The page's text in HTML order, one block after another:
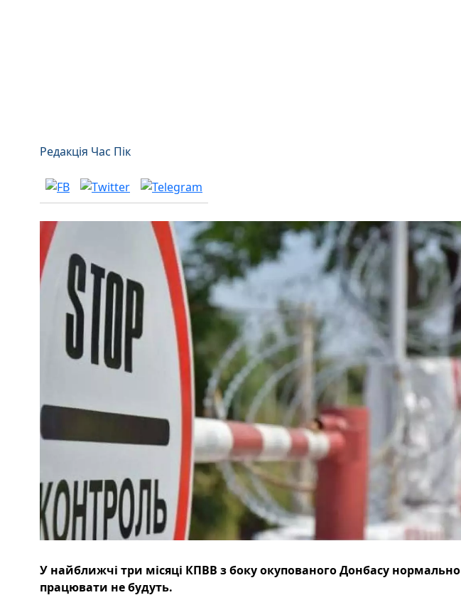
Редакція Час Пік
У найближчі три місяці КПВВ з боку окупованого Донбасу нормально
працювати не будуть.